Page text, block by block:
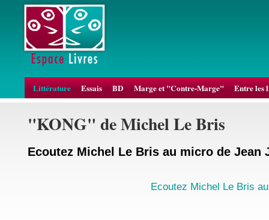
Littérature Essais BD Marge et "Contre-Marge" Entre les
"KONG" de Michel Le Bris
Ecoutez Michel Le Bris au micro de Jean
Ecoutez Michel Le Bris